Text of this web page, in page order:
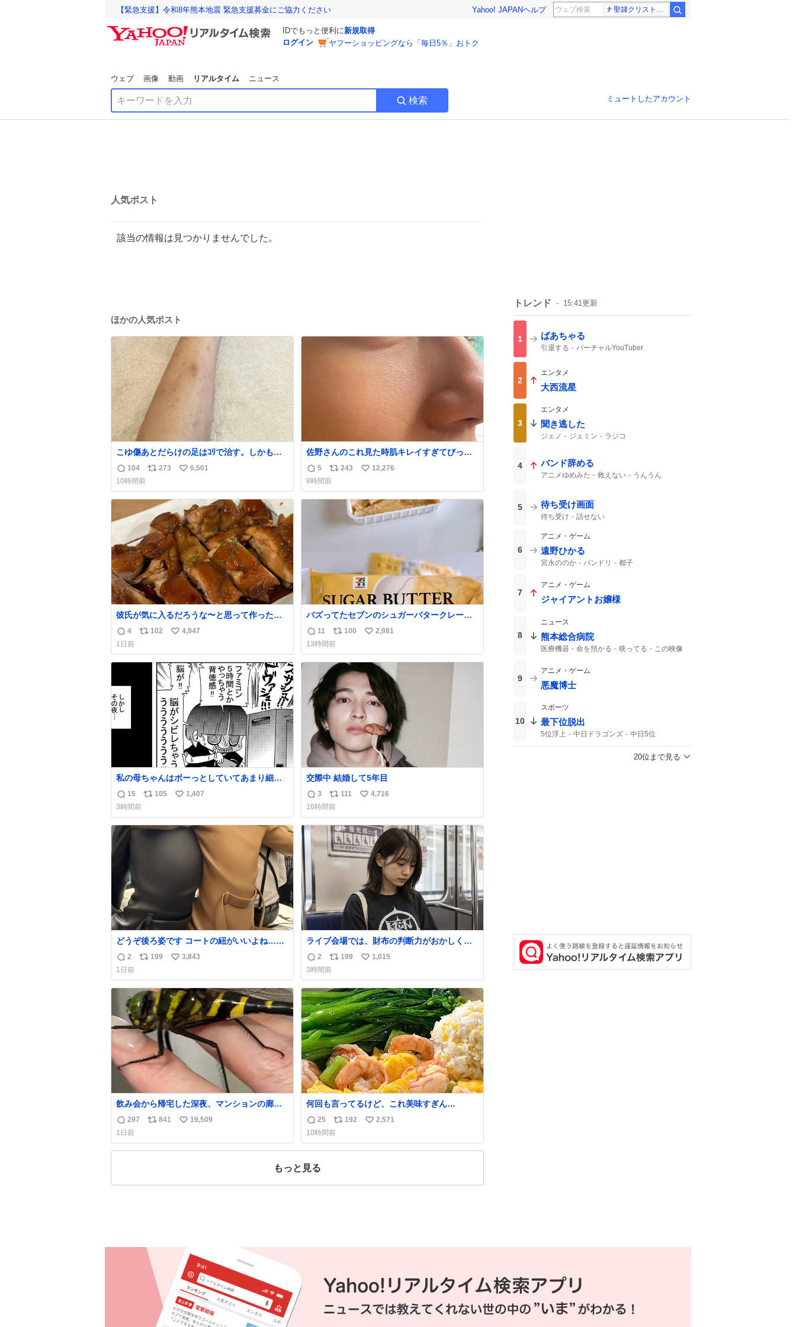
【緊急支援】令和8年熊本地震 緊急支援募金にご協力ください Yahoo! JAPANヘルプ 聖隷クリストファー高校
IDでもっと便利に新規取得
ログイン
ヤフーショッピングなら「毎日5％」おトク
ウェブ 画像 動画 リアルタイム ニュース
検索 ミュートしたアカウント
人気ポスト
該当の情報は見つかりませんでした。
ほかの人気ポスト
こゆ傷あとだらけの足はｺﾘで治す。しかも白
くなる。
返
信
数
104
リ
ス
ト
数
273
い
ね
数
6,501
10時間前
佐野さんのこれ見た時肌キレイすぎてびっく
りしたし、やはりアイドルって体型･肌管理す
ごすぎる
返
信
数
5
リ
ポ
ス
数
243
い
ね
数
12,276
8時間前
彼氏が気に入るだろうな〜と思って作ったら
想像の何倍も美味しい美味しい言ってくれて
嬉しい
返
信
数
4
リ
ス
102
い
ね
数
4,947
1日前
バズってたセブンのシュガーバタークレープ
うますぎて7NOWで買い溜め🛒💭
返
信
数
11
リ
ポ
ス
ト
数
100
い
ね
数
2,981
13時間前
私の母ちゃんはボーっとしていてあまり細か
い事を気にしません。優秀な人の多い現代の
価値観から見ると、あまり優秀な母親ではな
いかもしれません。でも、だからこそ、私は
そういう母親が大好きです。今も昔もすごく
リラックスします。「優秀」と「良い」は別
返
信
数
15
リ
ス
ト
105
い
ね
数
1,407
3時間前
交際中 結婚して5年目
返
信
数
3
リ
ポ
ス
ト
数
111
い
ね
数
4,716
16時間前
どうぞ後ろ姿です コートの紐がいいよね…そ
して腰が細い
返
信
数
2
リ
ス
ト
数
199
い
ね
数
3,843
1日前
ライブ会場では、財布の判断力がおかしくな
る。
返
信
数
2
リ
ポ
ス
ト
数
199
い
ね
数
1,015
3時間前
飲み会から帰宅した深夜、マンションの廊下
にいらっしゃったオニヤンマ様 まさかこんな
都会でお会いできるなんて思っておらず大興
奮しております かっこよすぎる 指を差し伸べ
ると乗ってきてくれたのでひとまず一緒に帰
返
信
数
297
リ
ス
841
い
ね
19,509
1日前
何回も言ってるけど、これ美味すぎん
の！！！低カロリーで満足感エグいから一生
食べてる😭
返
信
数
25
リ
ポ
ス
192
い
ね
2,571
10時間前
もっと見る
トレンド 15:41更新
1 ばあちゃる
引退する バーチャルYouTuber
2
エンタメ
大西流星
3
エンタメ
聞き逃した
ジェノ ジェミン ラジコ
4 バンド辞める
アニメゆめみた 救えない うんうん
5 待ち受け画面
待ち受け 話せない
6
アニメ・ゲーム
遠野ひかる
宮永ののか バンドリ 都子
7
アニメ・ゲーム
ジャイアントお嬢様
8
ニュース
熊本総合病院
医療機器 命を預かる 映ってる この映像
9
アニメ・ゲーム
悪魔博士
10
スポーツ
最下位脱出
5位浮上 中日ドラゴンズ
中日5位
20位まで見る